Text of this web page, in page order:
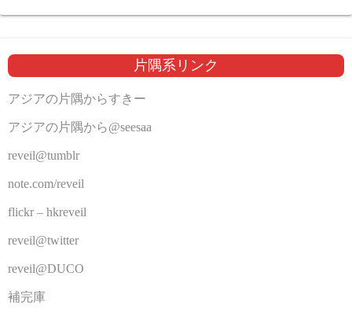
片隅系リンク
アジアの片隅からすきー
アジアの片隅から@seesaa
reveil@tumblr
note.com/reveil
flickr – hkreveil
reveil@twitter
reveil@DUCO
補完庫